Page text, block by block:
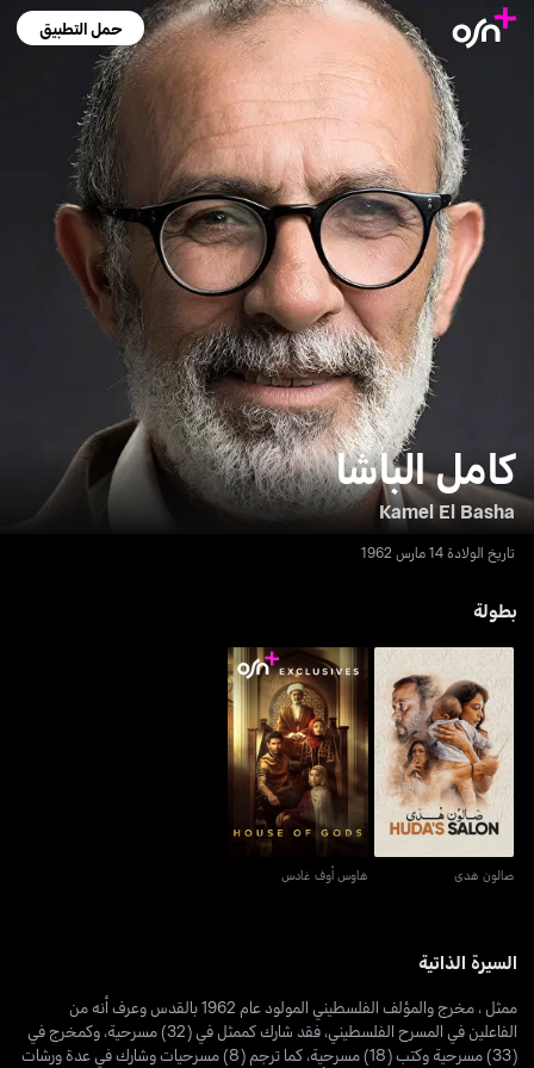
حمل التطبيق
كامل الباشا
Kamel El Basha
تاريخ الولادة 14 مارس 1962
بطولة
صالون هدى
صالون هدى
هاوس أوف غادس
هاوس أوف غادس
السيرة الذاتية
ممثل ، مخرج والمؤلف الفلسطيني المولود عام 1962 بالقدس وعرف أنه من
الفاعلين في المسرح الفلسطيني، فقد شارك كممثل في (32) مسرحية، وكمخرج في
(33) مسرحية وكتب (18) مسرحية، كما ترجم (8) مسرحيات وشارك في عدة ورشات